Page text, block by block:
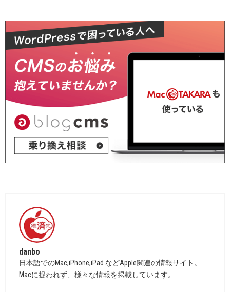
danbo
日本語でのMac,iPhone,iPad などApple関連の情報サイト。
Macに捉われず、様々な情報を掲載しています。